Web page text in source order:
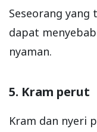
Seseorang
dapat
nyaman.
5. Kram perut
Kram dan nyeri